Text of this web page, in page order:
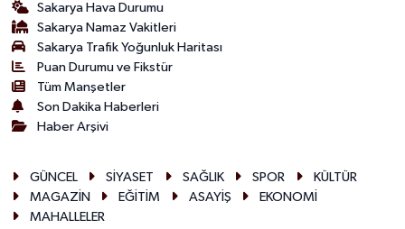
Sakarya Hava Durumu
Sakarya Namaz Vakitleri
Sakarya Trafik Yoğunluk Haritası
Puan Durumu ve Fikstür
Tüm Manşetler
Son Dakika Haberleri
Haber Arşivi
GÜNCEL SİYASET SAĞLIK SPOR
KÜLTÜR
MAGAZİN
EĞİTİM ASAYİŞ
EKONOMİ
MAHALLELER